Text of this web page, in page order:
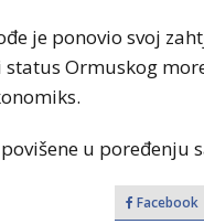
je ponovio svoj
Ormuskog
u poređenju
Facebook